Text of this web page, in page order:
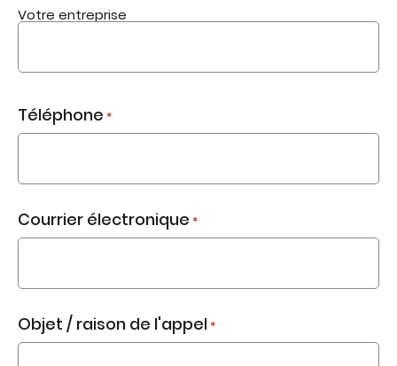
Votre entreprise
Téléphone *
Courrier électronique *
Objet / raison de l'appel *